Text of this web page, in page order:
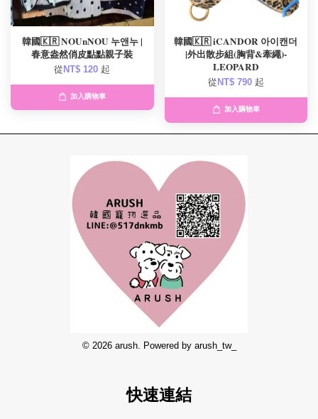
韓國🇰🇷 NOUnNOU 누앤누 |
春意盎然俏皮點點親子裝
從 NT$ 120 起
加入購物車
韓國🇰🇷 iCANDOR 아이캔더
|外出散步組(胸背&牽繩)-
LEOPARD
從 NT$ 790 起
加入購物車
© 2026 arush. Powered by arush_tw_
快速連結